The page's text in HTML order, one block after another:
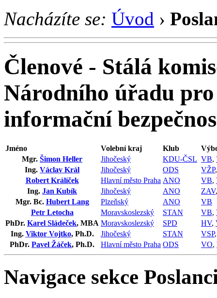
Nacházíte se: Úvod ›
Členové - Stálá
Národního úřadu
informační
Jméno Volební kraj Klub
Mgr. Šimon Heller Jihočeský KDU-ČSL VB,
Ing. Václav Král Jihočeský ODS VŽP
Robert Králíček
Hlavní město Praha ANO VB,
Ing. Jan Kubík Jihočeský ANO ZAV
Mgr. Bc. Hubert Lang Plzeňský ANO
VB
Petr Letocha
Moravskoslezský STAN VB,
PhDr. Karel Sládeček, MBA Moravskoslezský SPD HV,
Ing. Viktor Vojtko, Ph.D. Jihočeský STAN VSP
PhDr. Pavel Žáček, Ph.D. Hlavní město Praha ODS VO,
Navigace sekce